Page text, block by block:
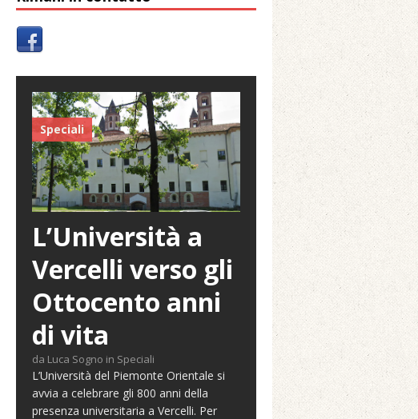
Speciali
L’Università a
Vercelli verso gli
Ottocento anni
di vita
da Luca Sogno in Speciali
L’Università del Piemonte Orientale si
avvia a celebrare gli 800 anni della
presenza universitaria a Vercelli. Per